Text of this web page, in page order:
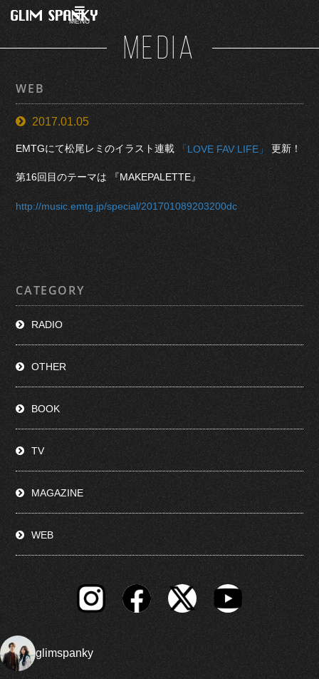
MENU
MEDIA
WEB
2017.01.05
EMTGにて松尾レミのイラスト連載 「LOVE FAV LIFE」 更新！
第16回目のテーマは 『MAKEPALETTE』
http://music.emtg.jp/special/201701089203200dc
CATEGORY
RADIO
OTHER
BOOK
TV
MAGAZINE
WEB
glimspanky